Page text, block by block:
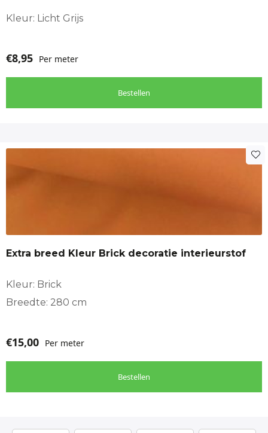
Kleur: Licht Grijs
€8,95 Per meter
Bestellen
Extra breed Kleur Brick decoratie interieurstof
Kleur: Brick
Breedte: 280 cm
€15,00 Per meter
Bestellen